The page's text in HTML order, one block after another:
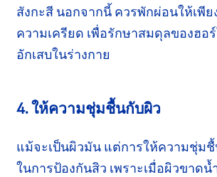
สังกะสี นอกจากนี้ ควรพักผ่อนให้เพีย
ความเครียด เพื่อรักษาสมดุลของฮอ
อักเสบในร่างกาย
4. ให้ความชุ่มชื้นกับผิว
แม้จะเป็นผิวมัน แต่การให้ความชุ่ม
ในการป้องกันสิว เพราะเมื่อผิวขาดน้